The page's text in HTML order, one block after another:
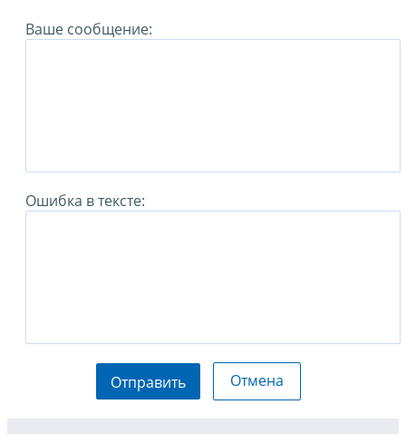
Ваше сообщение:
Ошибка в тексте:
Отправить Отмена